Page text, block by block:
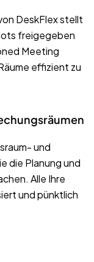
DeskFlex stellt
freigegeben
Meeting
effizient zu
und
die Planung und
Alle Ihre
und pünktlich